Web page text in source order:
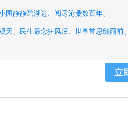
园静静碧湖边、 阅尽沧桑数百年、
天、 民生最念狂风后、 世事常思细雨前、